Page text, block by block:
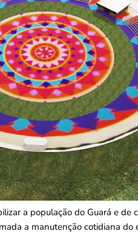
a população do Guará e de
a manutenção cotidiana do